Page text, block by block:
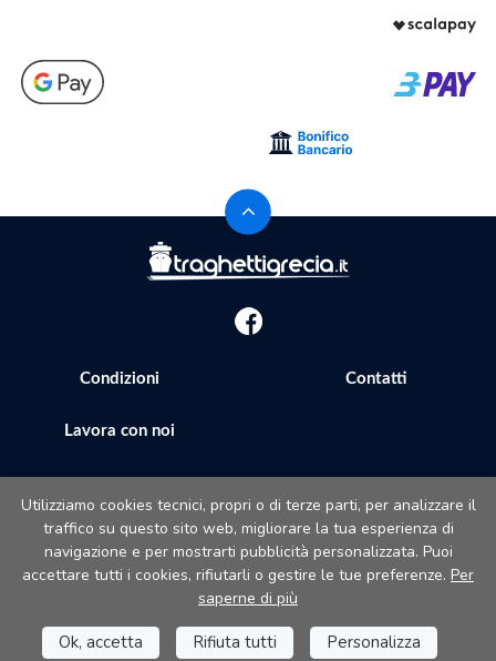
Il sito è gestito da: Prenotazioni 24 s.r.l - Sede legale: Via
Bonistallo, 50/B - 50053 Empoli (FI) - Sede operativa: Via
Casa del Duca, 1 - 57037 Portoferraio (LI)
P.IVA/C.F./Iscr. Reg. Imp. CCIAA Liv. 01512130491 - Nr. REA CCIA FI -
699553 - Aut.Amm.Prov. LI n 1819 del 16/01/06
Utilizziamo cookies tecnici, propri o di terze parti, per analizzare il
traffico su questo sito web, migliorare la tua esperienza di
navigazione e per mostrarti pubblicità personalizzata. Puoi
accettare tutti i cookies, rifiutarli o gestire le tue preferenze. Per
saperne di più
Ok, accetta Rifiuta tutti Personalizza